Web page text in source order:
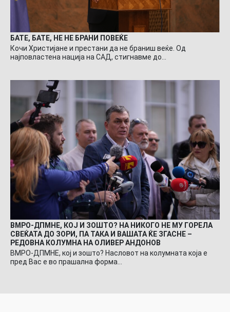
БАТЕ, БАТЕ, НЕ НЕ БРАНИ ПОВЕЌЕ
Кочи Христијане и престани да не браниш веќе. Од
најповластена нација на САД, стигнавме до…
ВМРО-ДПМНЕ, КОЈ И ЗОШТО? НА НИКОГО НЕ МУ ГОРЕЛА
СВЕЌАТА ДО ЗОРИ, ПА ТАКА И ВАШАТА ЌЕ ЗГАСНЕ –
РЕДОВНА КОЛУМНА НА ОЛИВЕР АНДОНОВ
ВМРО-ДПМНЕ, кој и зошто? Насловот на колумната која е
пред Вас е во прашална форма…